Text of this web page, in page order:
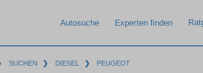
Autosuche Experten finden
SUCHEN ❯ DIESEL ❯ PEUGEOT